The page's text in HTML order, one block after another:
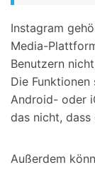
Instagram
Media-
Benutzern
Die
Android- oder
das nicht,
Außerdem